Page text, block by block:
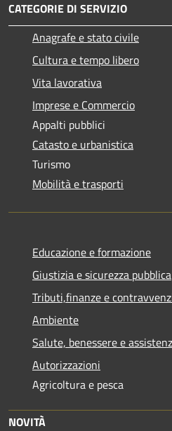
CATEGORIE DI SERVIZIO
Anagrafe e stato civile
Cultura e tempo libero
Vita lavorativa
Imprese e Commercio
Appalti pubblici
Catasto e urbanistica
Turismo
Mobilità e trasporti
Educazione e formazione
Giustizia e sicurezza pubblica
Tributi,finanze e
Ambiente
Salute, benessere e
Autorizzazioni
Agricoltura e pesca
NOVITÀ